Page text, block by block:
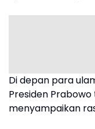
Di depan para
Presiden
menyampaikan